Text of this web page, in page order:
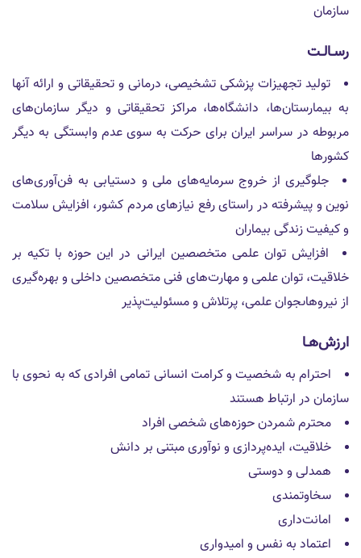
سازمان
رسـالـت
توليد تجهيزات پزشكى تشخيصى، درمانى و تحقيقاتى و ارائه آنها
به بيمارستان‌ها، دانشگاه‌ها، مراكز تحقيقاتى و ديگر سازمان‌هاى
مربوطه در سراسر ايران براى حركت به سوى عدم وابستگى به ديگر
كشورها
جلوگيرى از خروج سرمايه‌هاى ملى و دستيابى به فن‌آورى‌هاى
نوين و پيشرفته در راستاى رفع نيازهاى مردم كشور، افزايش سلامت
و كيفيت زندگى بيماران
افزايش توان علمى متخصصين ايرانى در اين حوزه با تكيه بر
خلاقيت، توان علمى و مهارت‌هاى فنى متخصصين داخلى و بهره‌گيرى
از نيروهاىجوان علمى، پرتلاش و مسئوليت‌پذير
ارزش‌هـا
احترام به شخصيت و كرامت انسانى تمامى افرادى كه به نحوى با
سازمان در ارتباط هستند
محترم شمردن حوزه‌هاى شخصى افراد
خلاقيت، ايده‌پردازى و نو‌آورى مبتنى بر دانش
همدلى و دوستى
سخاوتمندى
امانت‌دارى
اعتماد به نفس و اميدوارى